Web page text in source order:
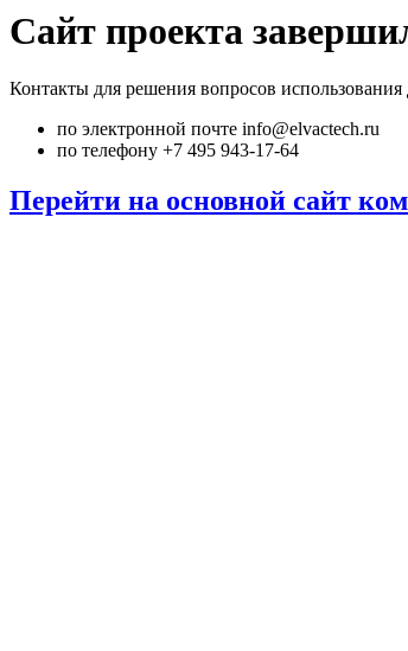
Сайт проекта
Контакты для решения вопросов
по электронной почте info@elvactech.ru
по телефону +7 495 943-17-64
Перейти на основной сайт